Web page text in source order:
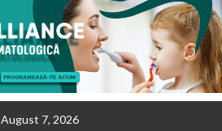
August 7, 2026